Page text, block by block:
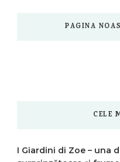
PAGINA
CELE
I Giardini di Zoe – una